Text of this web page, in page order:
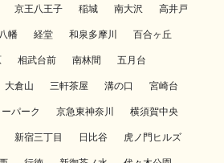
京王八王子 稲城 南大沢 高井戸
幡 経堂 和泉多摩川 百合ヶ丘
相武台前 南林間 五月台
大倉山 三軒茶屋 溝の口 宮崎台
パーク 京急東神奈川 横須賀中央
新宿三丁目 日比谷 虎ノ門ヒルズ